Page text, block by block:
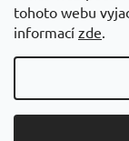
tohoto webu
informací zde.